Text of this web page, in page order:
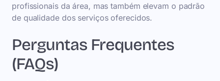
profissionais da área, mas também elevam o padrão
de qualidade dos serviços oferecidos.
Perguntas Frequentes
(FAQs)